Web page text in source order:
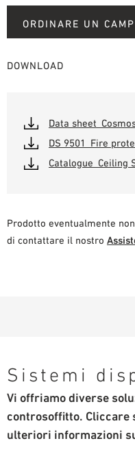
ORDINARE UN
DOWNLOAD
Data
DS 9501_Fire
Catalogue_Ceiling
Prodotto eventualmente
di contattare il nostro
Sistemi
Vi offriamo diverse
controsoffitto.
ulteriori informazioni